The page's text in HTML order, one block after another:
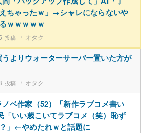
ちゃったｗ」→シャレにならないや
ｗｗｗｗｗ
オタク
よりウォーターサーバー置いた方が
オタク
ノベ作家（52）「新作ラブコメ書い
「いい歳こいてラブコメ（笑）恥ず
」←やめたれｗと話題に